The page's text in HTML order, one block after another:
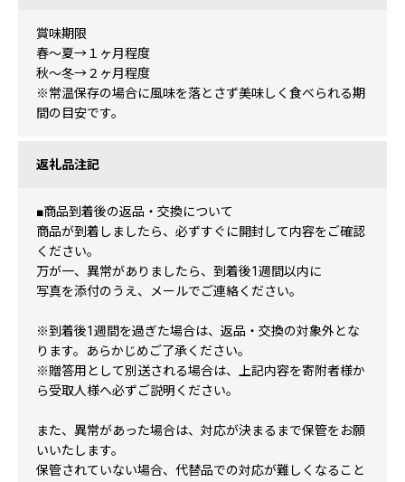
賞味期限
春～夏→１ヶ月程度
秋～冬→２ヶ月程度
※常温保存の場合に風味を落とさず美味しく食べられる期
間の目安です。
返礼品注記
■商品到着後の返品・交換について
商品が到着しましたら、必ずすぐに開封して内容をご確認
ください。
万が一、異常がありましたら、到着後1週間以内に
写真を添付のうえ、メールでご連絡ください。
※到着後1週間を過ぎた場合は、返品・交換の対象外とな
ります。あらかじめご了承ください。
※贈答用として別送される場合は、上記内容を寄附者様か
ら受取人様へ必ずご説明ください。
また、異常があった場合は、対応が決まるまで保管をお願
いいたします。
保管されていない場合、代替品での対応が難しくなること